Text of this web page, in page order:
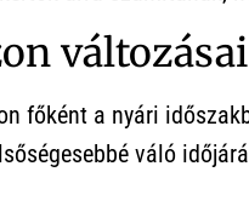
változásai
főként a nyári
váló